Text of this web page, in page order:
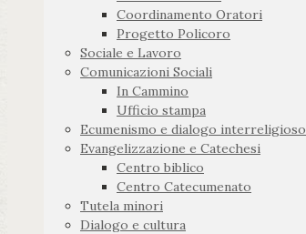
Coordinamento Oratori
Progetto Policoro
Sociale e Lavoro
Comunicazioni Sociali
In Cammino
Ufficio stampa
Ecumenismo e dialogo interreligioso
Evangelizzazione e Catechesi
Centro biblico
Centro Catecumenato
Tutela minori
Dialogo e cultura